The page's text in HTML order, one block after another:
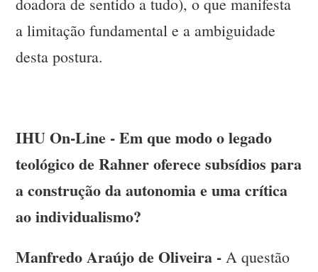
doadora de sentido a tudo), o que manifesta
a limitação fundamental e a ambiguidade
desta postura.
IHU On-Line - Em que modo o legado
teológico de Rahner oferece subsídios para
a construção da autonomia e uma crítica
ao individualismo?
Manfredo Araújo de Oliveira - A questão